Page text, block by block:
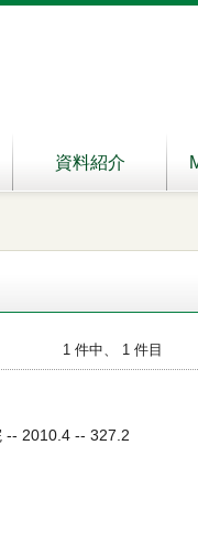
資料紹介
1 件中、 1 件目
-- 2010.4 -- 327.2